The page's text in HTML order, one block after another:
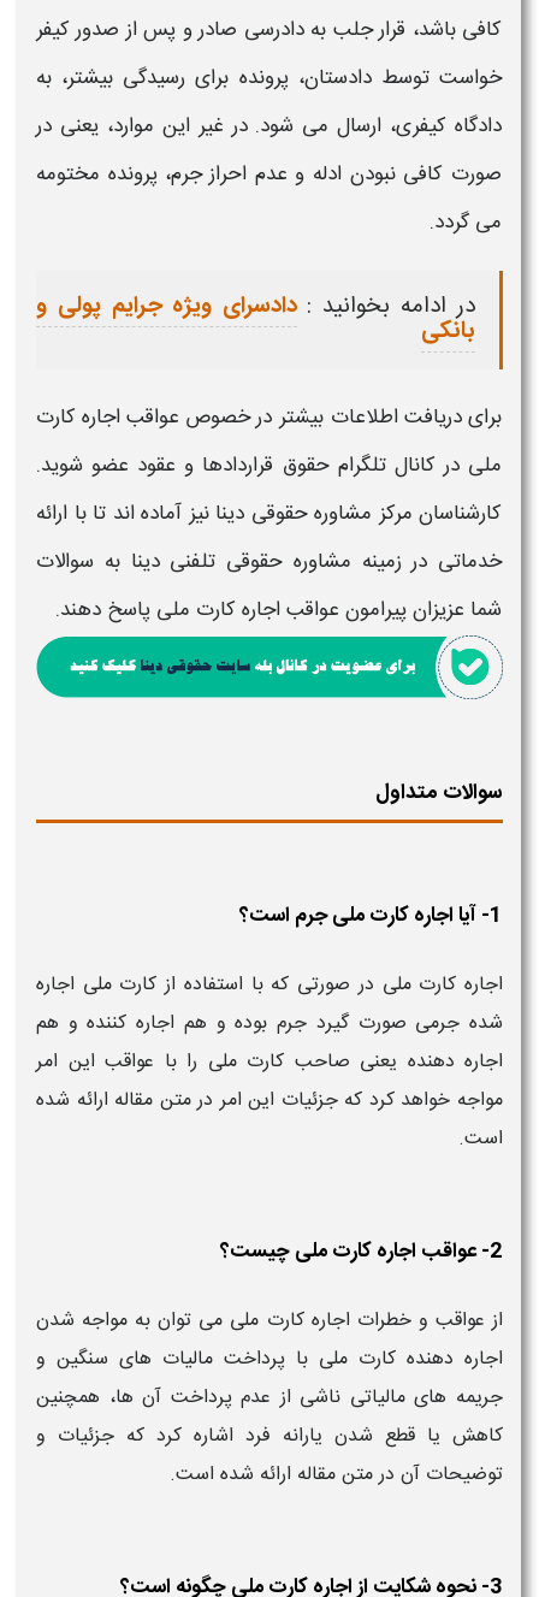
کافی باشد، قرار جلب به دادرسی صادر و پس از صدور کیفر
خواست توسط دادستان، پرونده برای رسیدگی بیشتر، به
دادگاه کیفری، ارسال می شود. در غیر این موارد، یعنی در
صورت کافی نبودن ادله و عدم احرازجرم، پرونده مختومه
می گردد.
در ادامه بخوانید : دادسرای ویژه جرایم پولی و
بانکی
برای دریافت اطلاعات بیشتر در خصوص عواقب اجاره کارت
ملی در کانال تلگرام حقوق قراردادها و عقود عضو شوید.
کارشناسان مرکز مشاوره حقوقی دینا نیز آماده اند تا با ارائه
خدماتی در زمینه مشاوره حقوقی تلفنی دینا به سوالات
شما عزیزان پیرامون عواقب اجاره کارت ملی پاسخ دهند.
سوالات متداول
1- آیا اجاره کارت ملی جرم است؟
اجاره کارت ملی در صورتی که با استفاده از کارت ملی اجاره
شده جرمی صورت گیرد جرم بوده و هم اجاره کننده و هم
اجاره دهنده یعنی صاحب کارت ملی را با عواقب این امر
مواجه خواهد کرد که جزئیات این امر در متن مقاله ارائه شده
است.
2- عواقب اجاره کارت ملی چیست؟
از عواقب و خطرات اجاره کارت ملی می توان به مواجه شدن
اجاره دهنده کارت ملی با پرداخت مالیات های سنگین و
جریمه های مالیاتی ناشی از عدم پرداخت آن ها، همچنین
کاهش یا قطع شدن یارانه فرد اشاره کرد که جزئیات و
توضیحات آن در متن مقاله ارائه شده است.
3- نحوه شکایت از اجاره کارت ملی چگونه است؟